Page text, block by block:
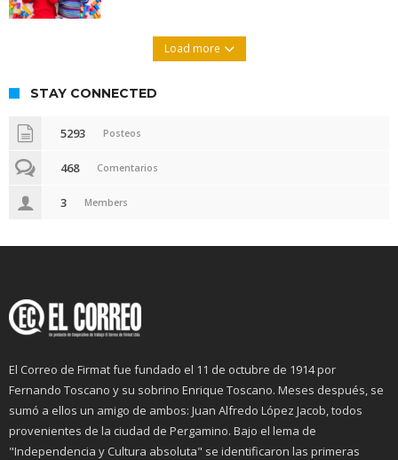
Load more
STAY CONNECTED
5293 Posteos
468 Comentarios
3 Members
El Correo de Firmat fue fundado el 11 de octubre de 1914 por
Fernando Toscano y su sobrino Enrique Toscano. Meses después, se
sumó a ellos un amigo de ambos: Juan Alfredo López Jacob, todos
provenientes de la ciudad de Pergamino. Bajo el lema de
"Independencia y Cultura absoluta" se identificaron las primeras